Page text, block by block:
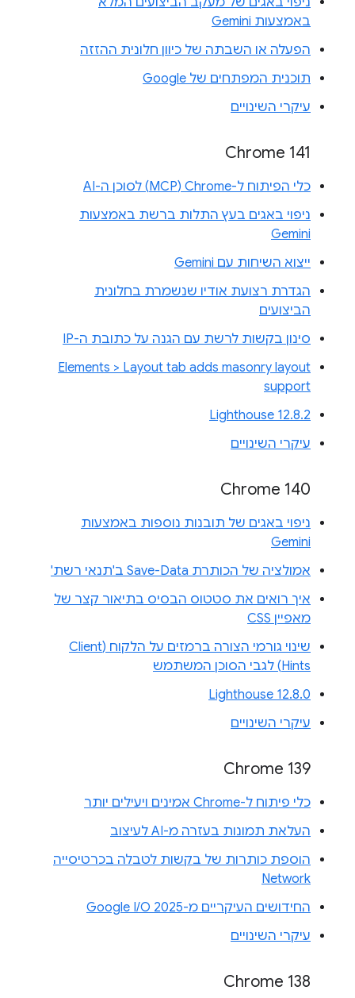
באמצעות Gemini
הפעלה או השבתה של כיוון חלונית ההזזה
תוכנית המפתחים של Google
עיקרי השינויים
Chrome 141
כלי הפיתוח ל-Chrome‏ (MCP) לסוכן ה-AI
ניפוי באגים בעץ התלות ברשת באמצעות
Gemini
ייצוא השיחות עם Gemini
הגדרת רצועת אודיו שנשמרת בחלונית
הביצועים
סינון בקשות לרשת עם הגנה על כתובת ה-IP
Elements > Layout tab adds masonry layout
support
Lighthouse 12.8.2
עיקרי השינויים
Chrome 140
ניפוי באגים של תובנות נוספות באמצעות
Gemini
אמולציה של הכותרת Save-Data ב'תנאי רשת'
איך רואים את סטטוס הבסיס בתיאור קצר של
מאפיין CSS
שינוי גורמי הצורה ברמזים על הלקוח (Client
Hints) לגבי הסוכן המשתמש
Lighthouse 12.8.0
עיקרי השינויים
Chrome 139
כלי פיתוח ל-Chrome אמינים ויעילים יותר
העלאת תמונות בעזרה מ-AI לעיצוב
הוספת כותרות של בקשות לטבלה בכרטיסייה
Network
החידושים העיקריים מ-Google I/O 2025
עיקרי השינויים
Chrome 138